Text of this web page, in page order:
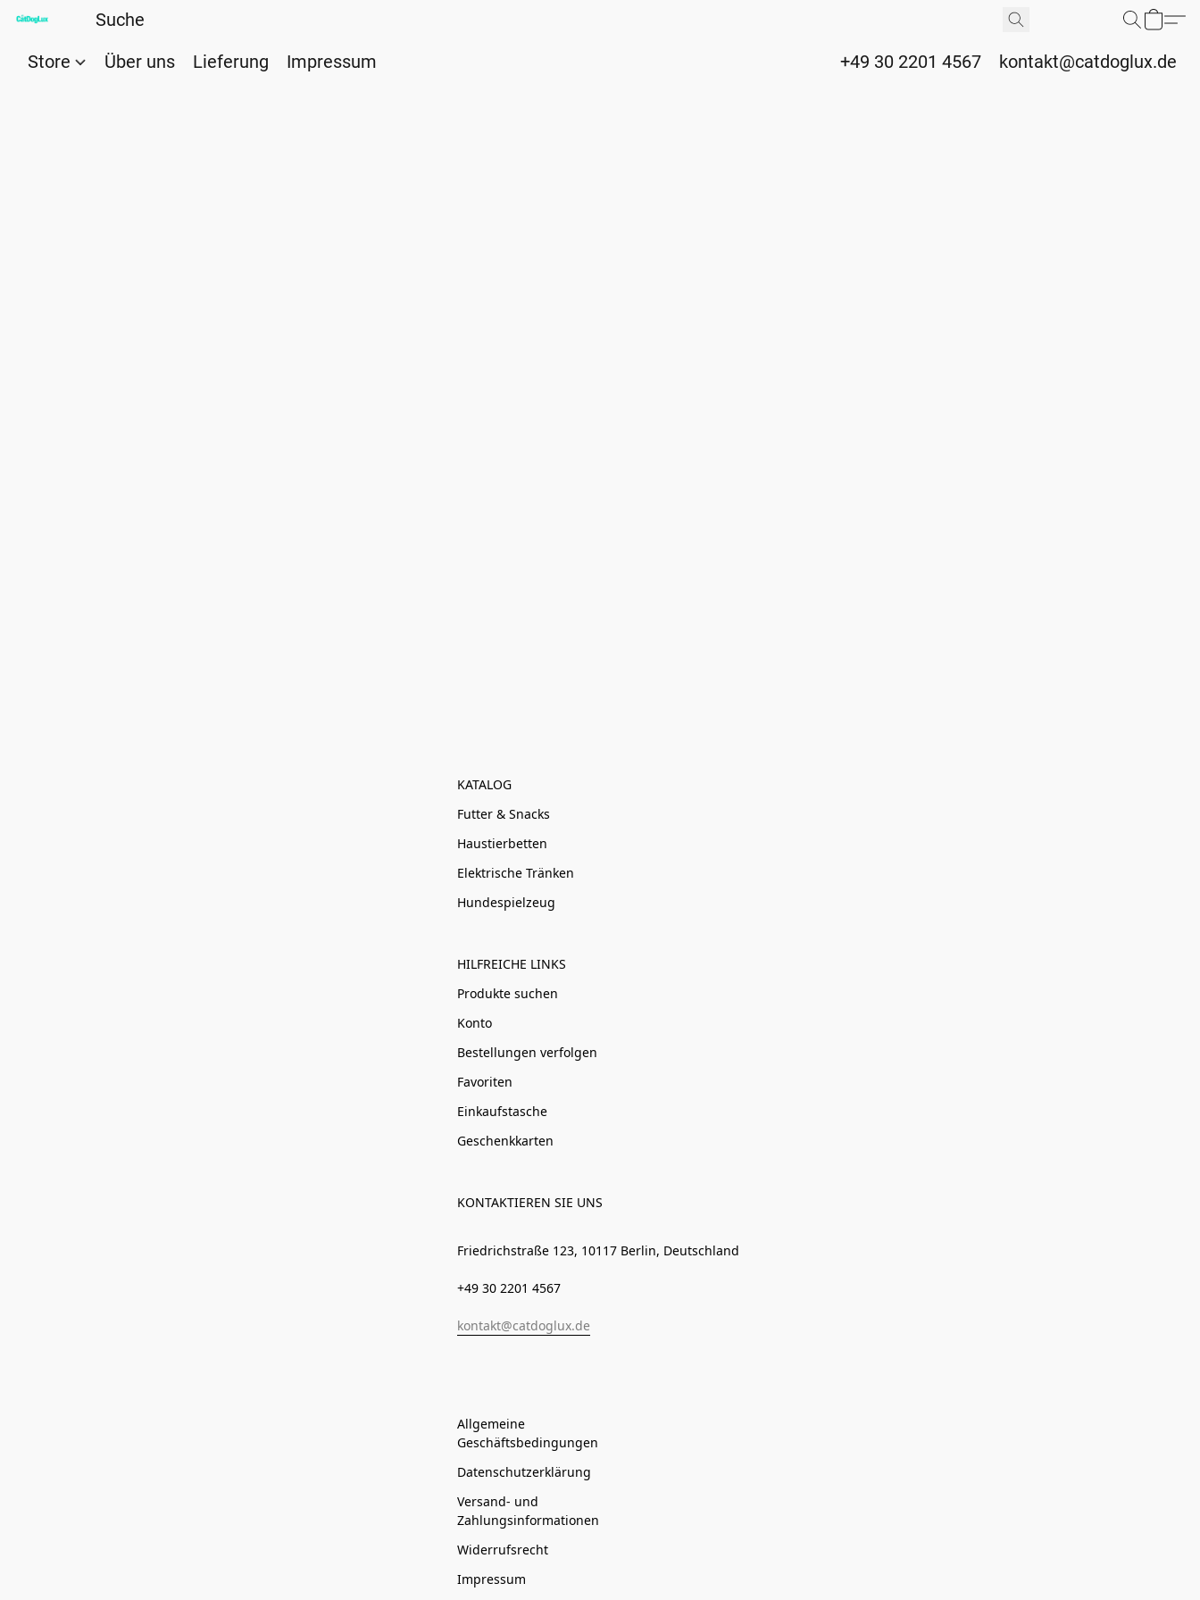
Store Über uns Lieferung Impressum +49 30 2201 4567 kontakt@catdoglux.de
KATALOG
Futter & Snacks
Haustierbetten
Elektrische Tränken
Hundespielzeug
HILFREICHE LINKS
Produkte suchen
Konto
Bestellungen verfolgen
Favoriten
Einkaufstasche
Geschenkkarten
KONTAKTIEREN SIE UNS
Friedrichstraße 123, 10117 Berlin, Deutschland
+49 30 2201 4567
kontakt@catdoglux.de
Allgemeine
Geschäftsbedingungen
Datenschutzerklärung
Versand- und
Zahlungsinformationen
Widerrufsrecht
Impressum